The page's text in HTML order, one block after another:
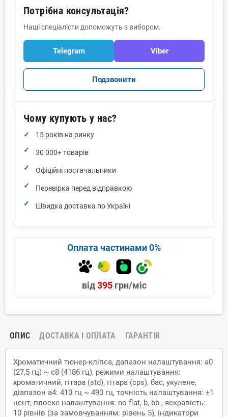
Потрібна консультація?
Наші спеціалісти допоможуть з вибором.
Telegram Viber
Подзвонити
Чому купують у нас?
15 років на ринку
30 000+ товарів
Офіційні постачальники
Перевірка перед відправкою
Швидка доставка по Україні
Оплата частинами 0%
від395грн/міс
ОПИС ДОСТАВКА І ОПЛАТА ГАРАНТІЯ
Хроматичний тюнер-кліпса, дапазон налаштування: a0
(27,5 гц) ~ c8 (4186 гц), режими налаштування:
хроматичний, гітара (std), гітара (cps), бас, укулеле,
діапазон a4: 410 гц ~ 490 гц, точність налаштування: ±1
цент, плоске налаштування: no flat, b, bb , яскравість:
10 рівнів (за замовчуванням: рівень 5), індикатори